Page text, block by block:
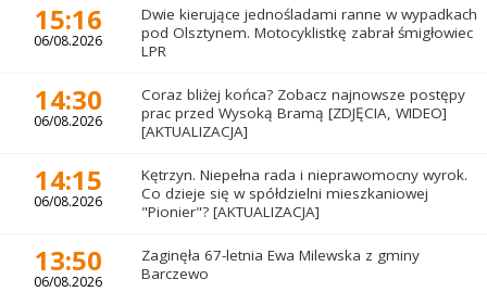
15:16
06/08.2026
Dwie kierujące jednośladami ranne w wypadkach
pod Olsztynem. Motocyklistkę zabrał śmigłowiec
LPR
14:30
06/08.2026
Coraz bliżej końca? Zobacz najnowsze postępy
prac przed Wysoką Bramą [ZDJĘCIA, WIDEO]
[AKTUALIZACJA]
14:15
06/08.2026
Kętrzyn. Niepełna rada i nieprawomocny wyrok.
Co dzieje się w spółdzielni mieszkaniowej
"Pionier"? [AKTUALIZACJA]
13:50
06/08.2026
Zaginęła 67-letnia Ewa Milewska z gminy
Barczewo